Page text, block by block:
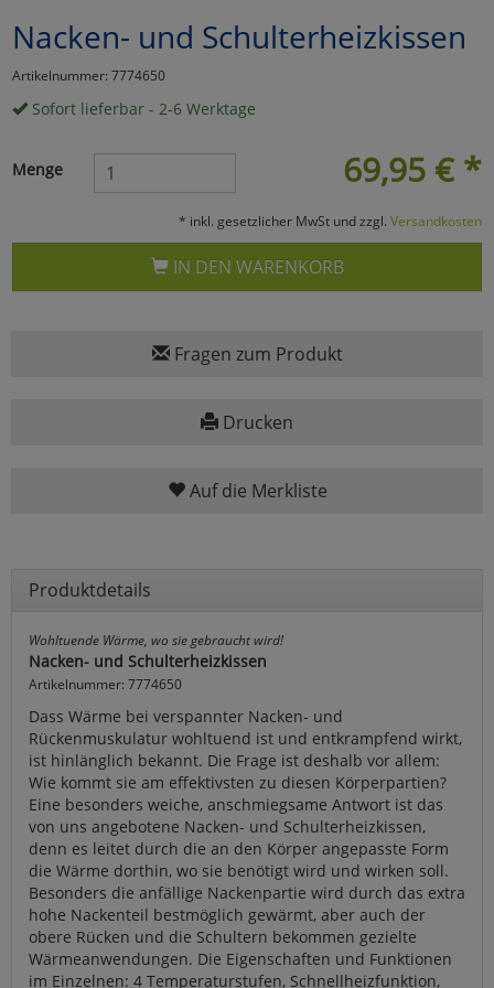
Nacken- und Schulterheizkissen
Artikelnummer: 7774650
Sofort lieferbar - 2-6 Werktage
69,95 € *
Menge
* inkl. gesetzlicher MwSt und zzgl. Versandkosten
IN DEN WARENKORB
Fragen zum Produkt
Drucken
Auf die Merkliste
Produktdetails
Wohltuende Wärme, wo sie gebraucht wird!
Nacken- und Schulterheizkissen
Artikelnummer: 7774650
Dass Wärme bei verspannter Nacken- und
Rückenmuskulatur wohltuend ist und entkrampfend wirkt,
ist hinlänglich bekannt. Die Frage ist deshalb vor allem:
Wie kommt sie am effektivsten zu diesen Körperpartien?
Eine besonders weiche, anschmiegsame Antwort ist das
von uns angebotene Nacken- und Schulterheizkissen,
denn es leitet durch die an den Körper angepasste Form
die Wärme dorthin, wo sie benötigt wird und wirken soll.
Besonders die anfällige Nackenpartie wird durch das extra
hohe Nackenteil bestmöglich gewärmt, aber auch der
obere Rücken und die Schultern bekommen gezielte
Wärmeanwendungen. Die Eigenschaften und Funktionen
im Einzelnen: 4 Temperaturstufen, Schnellheizfunktion,
Marketing
Umfragetools
Cookies
Einstellungen speichern
zu Haupptseite